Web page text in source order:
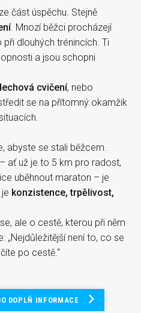
část úspěchu. Stejně
. Mnozí běžci procházejí
dlouhých trénincích. Ti
a jsou schopni
cvičení, nebo
se na přítomný okamžik
abyste se stali běžcem.
ať už je to 5 km pro radost,
uběhnout maraton – je
konzistence, trpělivost,
ale o cestě, kterou při něm
„Nejdůležitější není to, co se
po cestě.“
DOPLŇ INFORMACE